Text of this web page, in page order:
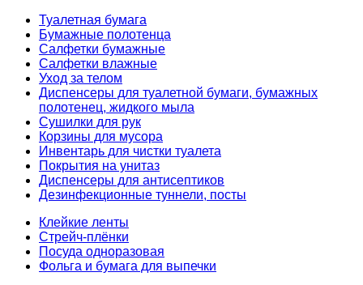
Туалетная бумага
Бумажные полотенца
Салфетки бумажные
Салфетки влажные
Уход за телом
Диспенсеры для туалетной бумаги, бумажных
полотенец, жидкого мыла
Сушилки для рук
Корзины для мусора
Инвентарь для чистки туалета
Покрытия на унитаз
Диспенсеры для антисептиков
Дезинфекционные туннели, посты
Клейкие ленты
Стрейч-плёнки
Посуда одноразовая
Фольга и бумага для выпечки